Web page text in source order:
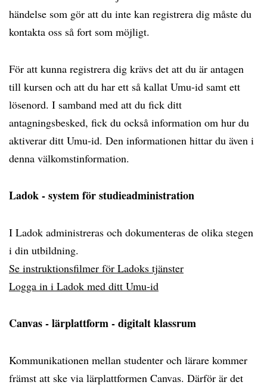
händelse som gör att du inte kan registrera dig måste du
kontakta oss så fort som möjligt.
För att kunna registrera dig krävs det att du är antagen
till kursen och att du har ett så kallat Umu-id samt ett
lösenord. I samband med att du fick ditt
antagningsbesked, fick du också information om hur du
aktiverar ditt Umu-id. Den informationen hittar du även i
denna välkomstinformation.
Ladok - system för studieadministration
I Ladok administreras och dokumenteras de olika stegen
i din utbildning.
Se instruktionsfilmer för Ladoks tjänster
Logga in i Ladok med ditt Umu-id
Canvas - lärplattform - digitalt klassrum
Kommunikationen mellan studenter och lärare kommer
främst att ske via lärplattformen Canvas. Därför är det